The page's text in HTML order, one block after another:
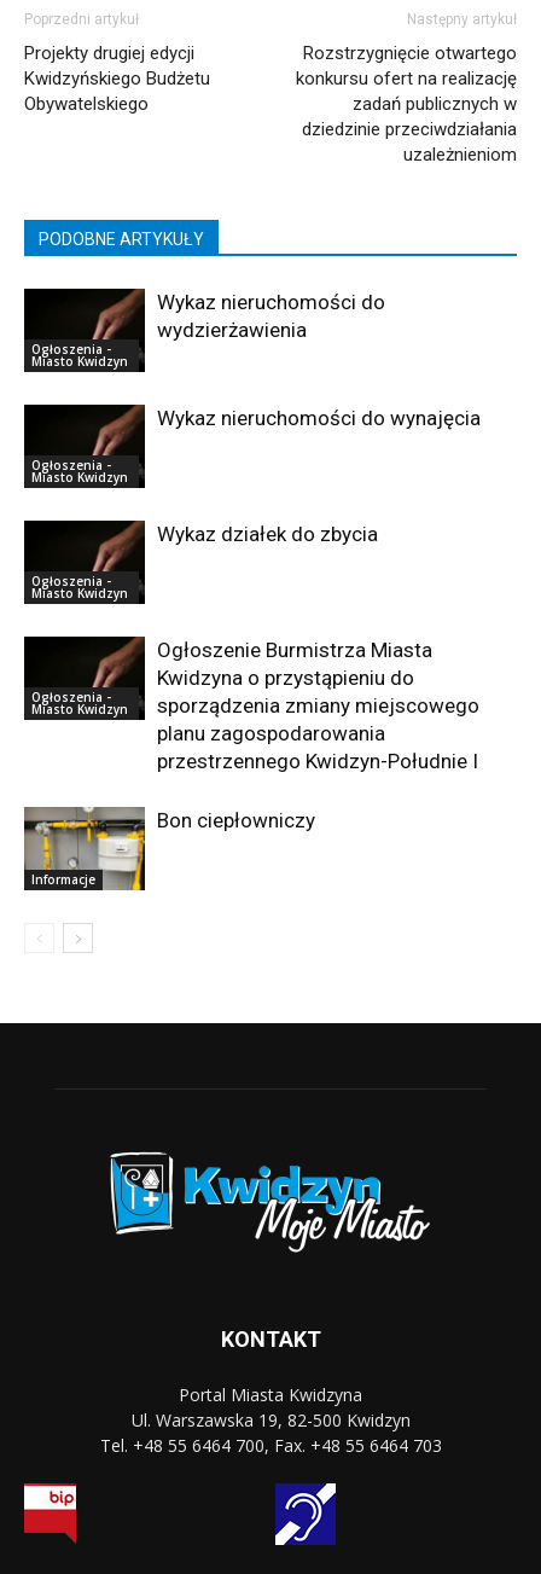
Poprzedni artykuł
Projekty drugiej edycji
Kwidzyńskiego Budżetu
Obywatelskiego
Następny artykuł
Rozstrzygnięcie otwartego
konkursu ofert na realizację
zadań publicznych w
dziedzinie przeciwdziałania
uzależnieniom
PODOBNE ARTYKUŁY
Ogłoszenia -
Miasto Kwidzyn
Wykaz nieruchomości do
wydzierżawienia
Ogłoszenia -
Miasto Kwidzyn
Wykaz nieruchomości do wynajęcia
Ogłoszenia -
Miasto Kwidzyn
Wykaz działek do zbycia
Ogłoszenia -
Miasto Kwidzyn
Ogłoszenie Burmistrza Miasta
Kwidzyna o przystąpieniu do
sporządzenia zmiany miejscowego
planu zagospodarowania
przestrzennego Kwidzyn-Południe I
Informacje
Bon ciepłowniczy
KONTAKT
Portal Miasta Kwidzyna
Ul. Warszawska 19, 82-500 Kwidzyn
Tel. +48 55 6464 700, Fax. +48 55 6464 703